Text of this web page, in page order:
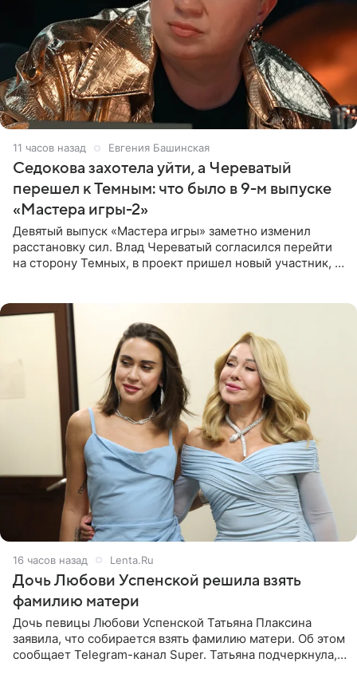
11 часов назад Евгения Башинская
Седокова захотела уйти, а Череватый
перешел к Темным: что было в 9-м выпуске
«Мастера игры-2»
Девятый выпуск «Мастера игры» заметно изменил
расстановку сил. Влад Череватый согласился перейти
на сторону Темных, в проект пришел новый участник, а
16 часов назад Lenta.Ru
Дочь Любови Успенской решила взять
фамилию матери
Дочь певицы Любови Успенской Татьяна Плаксина
заявила, что собирается взять фамилию матери. Об этом
сообщает Telegram-канал Super. Татьяна подчеркнула,